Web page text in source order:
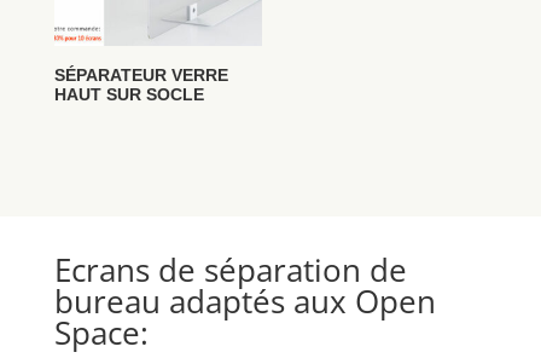
SÉPARATEUR VERRE
HAUT SUR SOCLE
Ecrans de séparation de
bureau adaptés aux Open
Space: